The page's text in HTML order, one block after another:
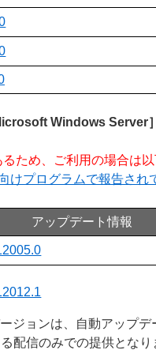
Windows Server
ため、ご利用の場合は
けプログラムで報告さ
アップデート情報
ジョンは、自動アップデ
配信のみでの提供となり